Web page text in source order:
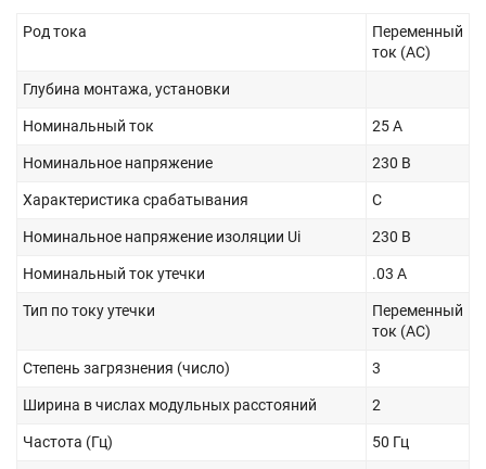
Род тока
Переменный
ток (AC)
Глубина монтажа, установки
Номинальный ток 25 А
Номинальное напряжение 230 В
Характеристика срабатывания C
Номинальное напряжение изоляции Ui 230 В
Номинальный ток утечки .03 А
Тип по току утечки
Переменный
ток (AC)
Степень загрязнения (число) 3
Ширина в числах модульных расстояний 2
Частота (Гц) 50 Гц